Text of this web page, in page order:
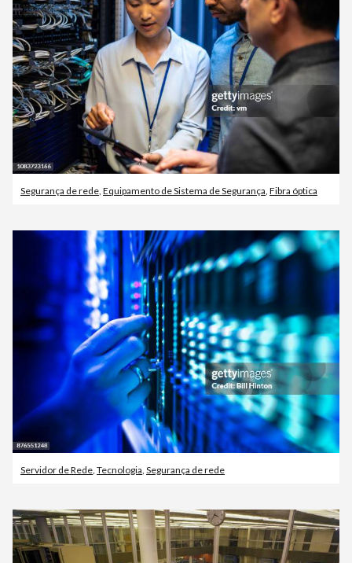
Segurança de rede Equipamento de Sistema de Segurança Fibra óptica
Servidor de Rede, Tecnologia, Segurança de rede